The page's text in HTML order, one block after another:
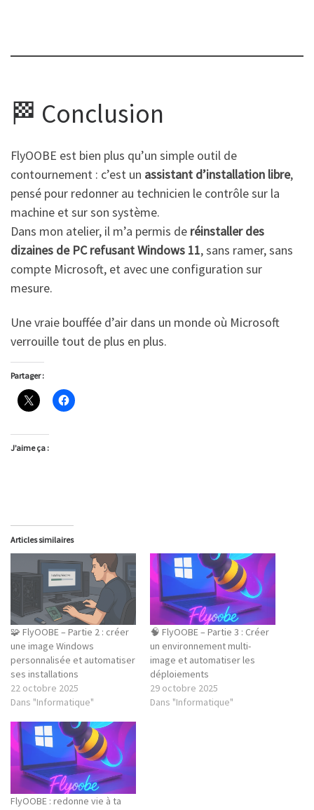
🏁 Conclusion
FlyOOBE est bien plus qu’un simple outil de
contournement : c’est un assistant d’installation libre,
pensé pour redonner au technicien le contrôle sur la
machine et sur son système.
Dans mon atelier, il m’a permis de réinstaller des
dizaines de PC refusant Windows 11, sans ramer, sans
compte Microsoft, et avec une configuration sur
mesure.
Une vraie bouffée d’air dans un monde où Microsoft
verrouille tout de plus en plus.
Partager :
J’aime ça :
Articles similaires
🧩 FlyOOBE – Partie 2 : créer
une image Windows
personnalisée et automatiser
ses installations
22 octobre 2025
Dans "Informatique"
🧠 FlyOOBE – Partie 3 : Créer
un environnement multi-
image et automatiser les
déploiements
29 octobre 2025
Dans "Informatique"
FlyOOBE : redonne vie à ta